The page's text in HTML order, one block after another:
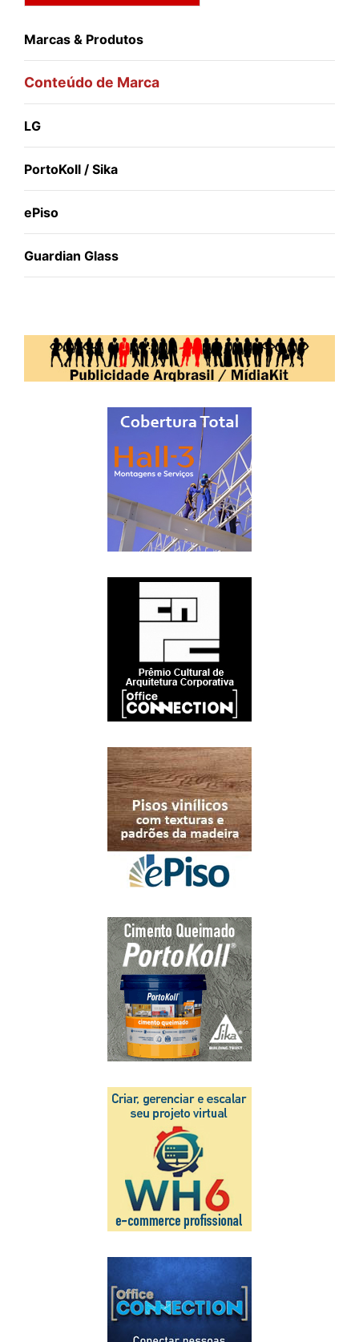
Marcas & Produtos
Conteúdo de Marca
LG
PortoKoll / Sika
ePiso
Guardian Glass